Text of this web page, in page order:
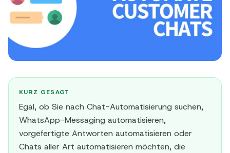
KURZ GESAGT
Egal, ob Sie nach Chat-Automatisierung suchen,
WhatsApp-Messaging automatisieren,
vorgefertigte Antworten automatisieren oder
Chats aller Art automatisieren möchten, die